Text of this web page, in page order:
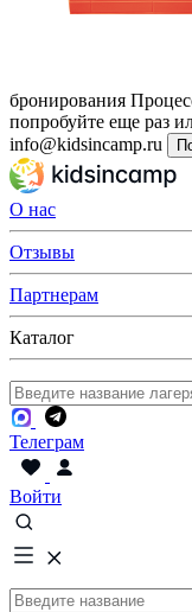
бронирования
попробуйте еще раз
info@kidsincamp.ru
О нас
Отзывы
Партнерам
Каталог
Телеграм
Войти